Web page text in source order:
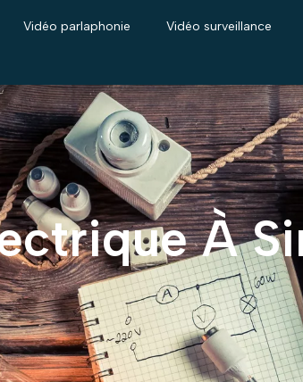
Vidéo parlaphonie Vidéo surveillance
À